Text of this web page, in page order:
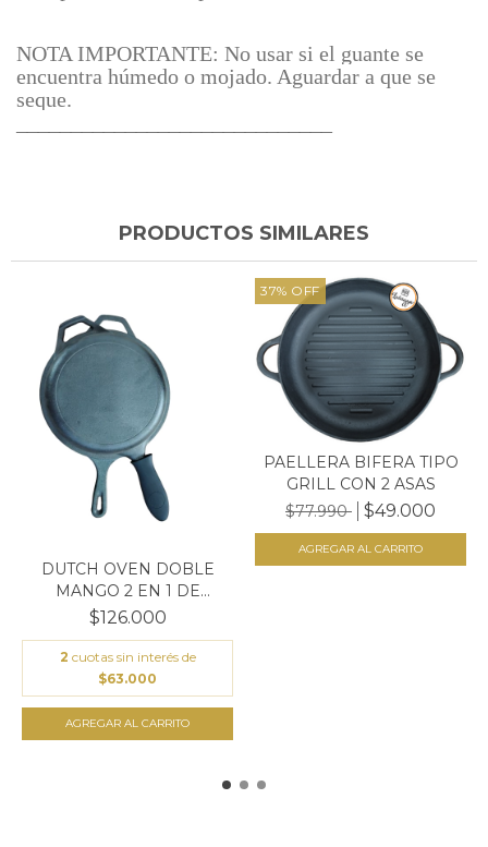
NOTA IMPORTANTE: No usar si el guante se
encuentra húmedo o mojado. Aguardar a que se
seque.
PRODUCTOS SIMILARES
DUTCH OVEN DOBLE
MANGO 2 EN 1 DE
HIERRO...
$126.000
2 cuotas sin interés de
$63.000
AGREGAR AL CARRITO
37% OFF
PAELLERA BIFERA TIPO
GRILL CON 2 ASAS
$77.990
$49.000